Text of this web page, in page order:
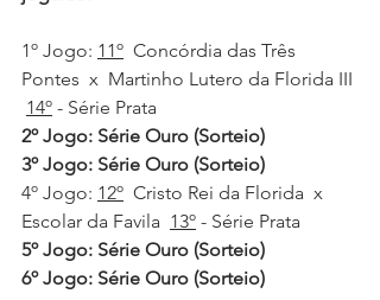
1º Jogo: 11º Concórdia das Três
Pontes  x  Martinho Lutero da Florida III
14º - Série Prata
2º Jogo: Série Ouro (Sorteio)
3º Jogo: Série Ouro (Sorteio)
4º Jogo: 12º Cristo Rei da Florida  x
Escolar da Favila 13º - Série Prata
5º Jogo: Série Ouro (Sorteio)
6º Jogo: Série Ouro (Sorteio)